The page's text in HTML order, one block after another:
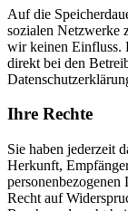
Auf die
sozialen Netzwerke
wir keinen Einfluss.
direkt bei den
Ihre Rechte
Sie haben jederzeit
Herkunft,
personenbezogenen
Recht auf